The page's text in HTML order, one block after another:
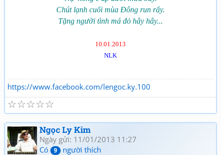
Chút lạnh cuối mùa Đông run rẩy.
Tặng người tình má đỏ hây hây...
10.01.2013
NLK
https://www.facebook.com/lengoc.ky.100
☆
☆
☆
☆
☆
Ngọc Ly Kim
Ngày gửi: 11/01/2013 11:27
Có
9 người thích